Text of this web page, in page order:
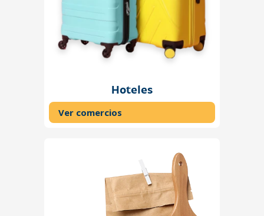
Hoteles
Ver comercios